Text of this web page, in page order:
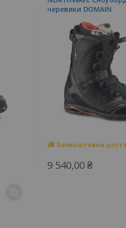
черевики DOMAIN
Безкоштовна
9 540,00 ₴